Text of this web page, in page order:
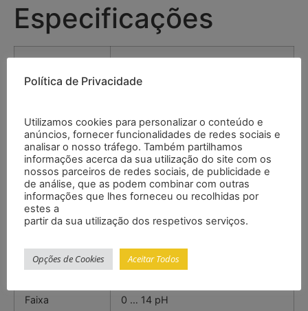
Especificações
Resolução 0,001 pH
Precisão ±0,002 pH +2 dígitos
Eletrodo
Designação PCE-PH-LAB-LC
Faixa 0 … 14 pH
Política de Privacidade
Utilizamos cookies para personalizar o conteúdo e
anúncios, fornecer funcionalidades de redes sociais e
analisar o nosso tráfego. Também partilhamos
informações acerca da sua utilização do site com os
nossos parceiros de redes sociais, de publicidade e
de análise, que as podem combinar com outras
informações que lhes forneceu ou recolhidas por
estes a
partir da sua utilização dos respetivos serviços.
Opções de Cookies Aceitar Todos